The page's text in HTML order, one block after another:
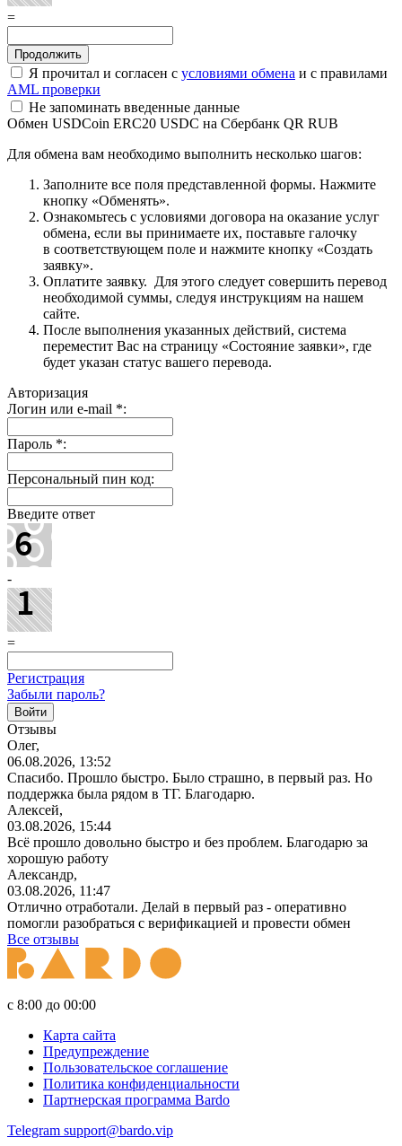
=
Я прочитал и согласен с условиями обмена и с правилами
AML проверки
Не запоминать введенные данные
Обмен USDCoin ERC20 USDC на Сбербанк QR RUB
Для обмена вам необходимо выполнить несколько шагов:
Заполните все поля представленной формы. Нажмите
кнопку «Обменять».
Ознакомьтесь с условиями договора на оказание услуг
обмена, если вы принимаете их, поставьте галочку
в соответствующем поле и нажмите кнопку «Создать
заявку».
Оплатите заявку. Для этого следует совершить перевод
необходимой суммы, следуя инструкциям на нашем
сайте.
После выполнения указанных действий, система
переместит Вас на страницу «Состояние заявки», где
будет указан статус вашего перевода.
Авторизация
Логин или e-mail *:
Пароль *:
Персональный пин код:
Введите ответ
-
=
Регистрация
Забыли пароль?
Отзывы
Олег,
06.08.2026, 13:52
Спасибо. Прошло быстро. Было страшно, в первый раз. Но
поддержка была рядом в ТГ. Благодарю.
Алексей,
03.08.2026, 15:44
Всё прошло довольно быстро и без проблем. Благодарю за
хорошую работу
Александр,
03.08.2026, 11:47
Отлично отработали. Делай в первый раз - оперативно
помогли разобраться с верификацией и провести обмен
Все отзывы
с 8:00 до 00:00
Карта сайта
Предупреждение
Пользовательское соглашение
Политика конфиденциальности
Партнерская программа Bardo
Telegram support@bardo.vip